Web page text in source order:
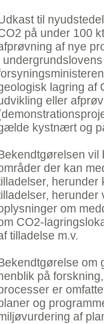
til
på under 100
af nye
lagring af
eller
kystnært og
vil
der kan
herunder
herunder
om
CO2-
tilladelse m.v.
om
på
er
og
af